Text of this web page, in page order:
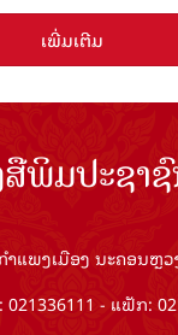
ເພີ່ມເຕີມ
ພິມປະຊາ
ແພງເມືອງ ນະຄອນຫຼວ
021336111 - ແຟັກ: